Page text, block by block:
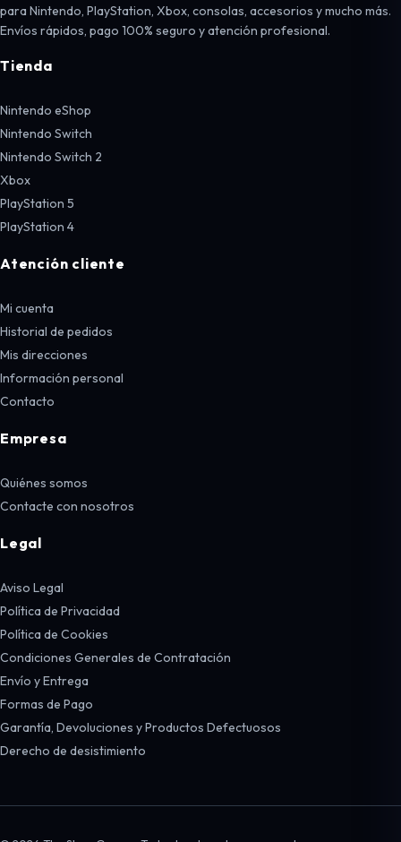
para Nintendo, PlayStation, Xbox, consolas, accesorios y mucho más.
Envíos rápidos, pago 100% seguro y atención profesional.
Tienda
Nintendo eShop
Nintendo Switch
Nintendo Switch 2
Xbox
PlayStation 5
PlayStation 4
Atención cliente
Mi cuenta
Historial de pedidos
Mis direcciones
Información personal
Contacto
Empresa
Quiénes somos
Contacte con nosotros
Legal
Aviso Legal
Política de Privacidad
Política de Cookies
Condiciones Generales de Contratación
Envío y Entrega
Formas de Pago
Garantía, Devoluciones y Productos Defectuosos
Derecho de desistimiento